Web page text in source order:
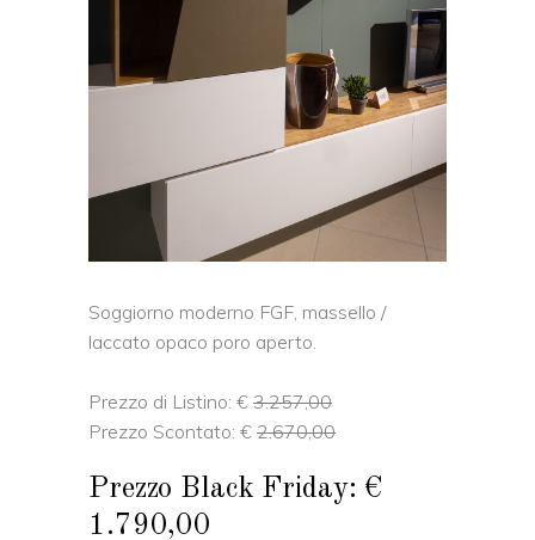
Soggiorno moderno FGF, massello /
laccato opaco poro aperto.
Prezzo di Listino: € 3.257,00
Prezzo Scontato: € 2.670,00
Prezzo Black Friday: €
1.790,00